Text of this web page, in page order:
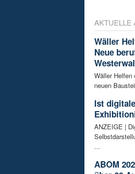
AKTUELLE
Wäller
Neue
Wäller Helfen
neuen
Ist
ANZEIGE |
...
ABOM